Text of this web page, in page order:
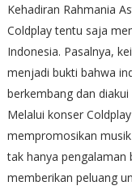
Kehadiran Rahmania
Coldplay tentu saja
Indonesia. Pasalnya,
menjadi bukti bahwa
berkembang dan
Melalui konser
mempromosikan
tak hanya pengalaman
memberikan peluang